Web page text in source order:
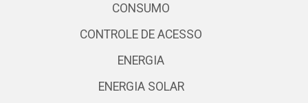
CONSUMO
CONTROLE DE ACESSO
ENERGIA
ENERGIA SOLAR